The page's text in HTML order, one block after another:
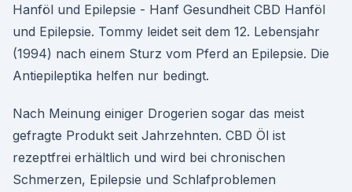
Hanföl und Epilepsie - Hanf Gesundheit CBD Hanföl
und Epilepsie. Tommy leidet seit dem 12. Lebensjahr
(1994) nach einem Sturz vom Pferd an Epilepsie. Die
Antiepileptika helfen nur bedingt.
Nach Meinung einiger Drogerien sogar das meist
gefragte Produkt seit Jahrzehnten. CBD Öl ist
rezeptfrei erhältlich und wird bei chronischen
Schmerzen, Epilepsie und Schlafproblemen